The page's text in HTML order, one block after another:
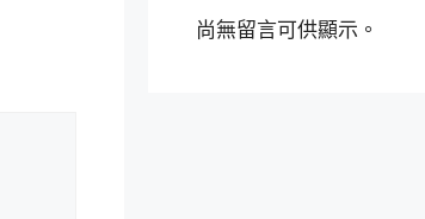
尚無留言可供顯示。